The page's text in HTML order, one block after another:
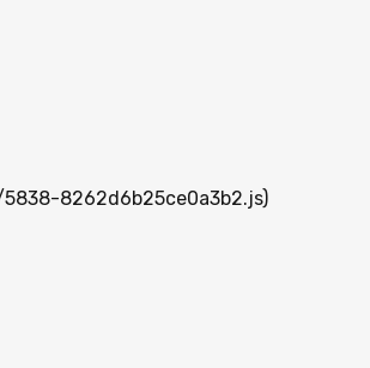
8262d6b25ce0a3b2.js)